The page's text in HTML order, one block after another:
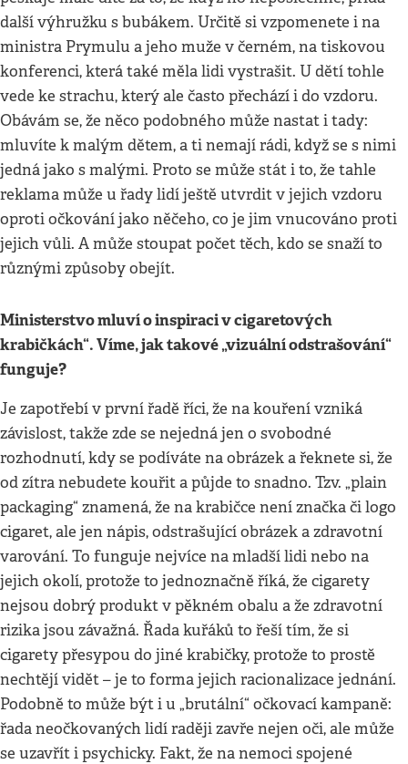
další výhružku s bubákem. Určitě si vzpomenete i na
ministra Prymulu a jeho muže v černém, na tiskovou
konferenci, která také měla lidi vystrašit. U dětí tohle
vede ke strachu, který ale často přechází i do vzdoru.
Obávám se, že něco podobného může nastat i tady:
mluvíte k malým dětem, a ti nemají rádi, když se s nimi
jedná jako s malými. Proto se může stát i to, že tahle
reklama může u řady lidí ještě utvrdit v jejich vzdoru
oproti očkování jako něčeho, co je jim vnucováno proti
jejich vůli. A může stoupat počet těch, kdo se snaží to
různými způsoby obejít.
Ministerstvo mluví o inspiraci v cigaretových
krabičkách“. Víme, jak takové „vizuální odstrašování“
funguje?
Je zapotřebí v první řadě říci, že na kouření vzniká
závislost, takže zde se nejedná jen o svobodné
rozhodnutí, kdy se podíváte na obrázek a řeknete si, že
od zítra nebudete kouřit a půjde to snadno. Tzv. „plain
packaging“ znamená, že na krabičce není značka či logo
cigaret, ale jen nápis, odstrašující obrázek a zdravotní
varování. To funguje nejvíce na mladší lidi nebo na
jejich okolí, protože to jednoznačně říká, že cigarety
nejsou dobrý produkt v pěkném obalu a že zdravotní
rizika jsou závažná. Řada kuřáků to řeší tím, že si
cigarety přesypou do jiné krabičky, protože to prostě
nechtějí vidět – je to forma jejich racionalizace jednání.
Podobně to může být i u „brutální“ očkovací kampaně:
řada neočkovaných lidí raději zavře nejen oči, ale může
se uzavřít i psychicky. Fakt, že na nemoci spojené